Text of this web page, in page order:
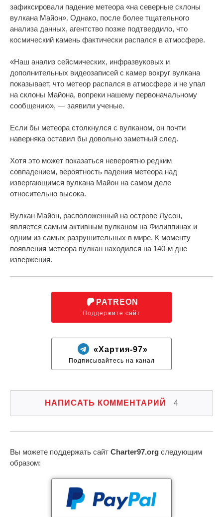
зафиксировали падение метеора «на северные склоны
вулкана Майон». Однако, после более тщательного
анализа данных, агентство позже подтвердило, что
космический камень фактически распался в атмосфере.
«Наш анализ сейсмических, инфразвуковых и
дополнительных видеозаписей с камер вокруг вулкана
показывает, что метеор распался в атмосфере и не упал
на склоны Майона, вопреки нашему первоначальному
сообщению», — заявили ученые.
Если бы метеора столкнулся с вулканом, он почти
наверняка оставил бы довольно заметный след.
Хотя это может показаться невероятно редким
совпадением, вероятность падения метеора над
извергающимся вулкана Майон на самом деле
относительно высока.
Вулкан Майон, расположенный на острове Лусон,
является самым активным вулканом на Филиппинах и
одним из самых разрушительных в мире. К моменту
появления метеора вулкан находился на 140-м дне
извержения.
PATREON
Поддержите сайт
«Хартия-97»
Подписывайтесь на канал
НАПИСАТЬ КОММЕНТАРИЙ 4
Вы можете поддержать сайт Charter97.org следующим
образом: